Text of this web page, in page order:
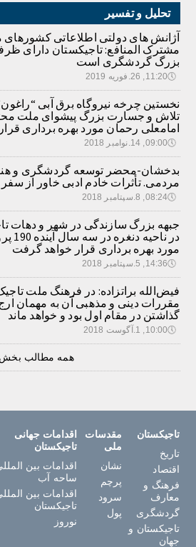
تحلیل و تفسیر
آژانش های دولتی اطلاعاتی
مشترک المنافع: تاجیکستان دارای
بزرگ گردشگری است
🕔11:20, 26.فوریه 2019
نخستین چرخه نیروگاه برق آبی
تلاش و جسارت بزرگ پیشوای ملت
امامعلی رحمان مورد بهره برداری
🕔09:00, 14.نوامبر 2018
بدخشان-محضر توسعه گردشگری و
مردمی. تأثرات خادم ادبی خاور از
🕔08:24, 8.سپتامبر 2018
جبهه بزرگ سازندگی در شهر و دهات
در
مورد بهره برداری قرار خواهد گرفت
🕔14:36, 5.سپتامبر 2018
فیض‌الله براتزاده: در فرهنگ ملت
مقررات دینی و مذهبی آن به مهمان
گذاشتن در مقام اول بود و خواهد ماند
🕔10:00, 1.آگوست 2018
همه مطالب بخش
تاجیکستان
تاریخ
اقتصاد
فرهنگ و
معارف
گردشگری
تاجیکستان و
جهان
مقدسات
ملی
نشان
پرچم
سرود
پول
اقدامات جهانی
تاجیکستان
اقدامات بین
ساحه آب
اقدامات بین
تاجیکستان
نوروز